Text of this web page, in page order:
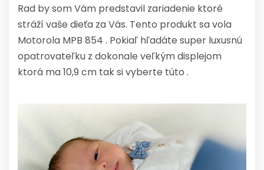
Rad by som Vám predstavil zariadenie ktoré
stráží vaše dieťa za Vás. Tento produkt sa vola
Motorola MPB 854 . Pokiaľ hľadáte super luxusnú
opatrovateľku z dokonale veľkým displejom
ktorá ma 10,9 cm tak si vyberte túto .